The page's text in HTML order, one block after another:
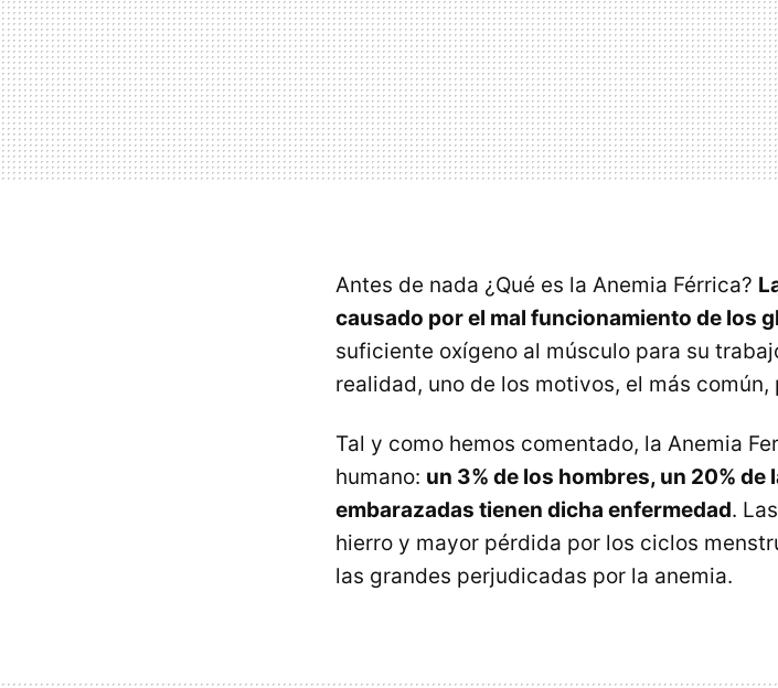
Antes de nada ¿Qué es la Anemia Férrica?
causado por el mal funcionamiento de los
suficiente oxígeno al músculo para su
realidad, uno de los motivos, el más
Tal y como hemos comentado, la Anemia
humano: un 3% de los hombres, un 20%
embarazadas tienen dicha enfermedad.
hierro y mayor pérdida por los ciclos
las grandes perjudicadas por la anemia.